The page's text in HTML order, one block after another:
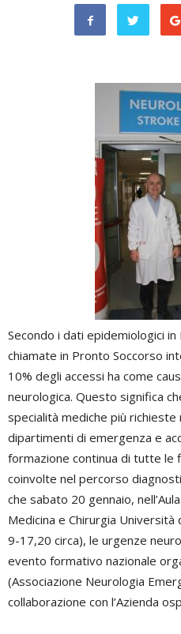
Secondo i dati epidemiologici
chiamate in Pronto Soccorso
10% degli accessi ha come
neurologica. Questo significa
specialità mediche più
dipartimenti di emergenza e
formazione continua di tutte le
coinvolte nel percorso
che sabato 20 gennaio,
Medicina e Chirurgia
9-17,20 circa), le urgenze
evento formativo nazionale
(Associazione Neurologia
collaborazione con l’Azienda